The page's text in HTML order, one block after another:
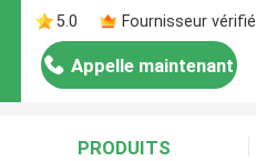
5.0
Fournisseur vérifié
Appelle maintenant
PRODUITS